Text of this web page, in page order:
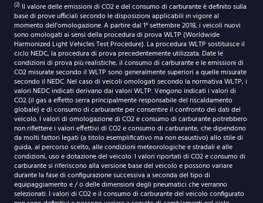
(2) Il valore delle emissioni di CO2 e del consumo di carburante è definito sulla
base di prove ufficiali secondo le disposizioni applicabili in vigore al
momento dell'omologazione. A partire dal 1° settembre 2018, i veicoli nuovi
sono omologati ai sensi della procedura di prova WLTP (Worldwide
Harmonized Light Vehicles Test Procedure). La procedura WLTP sostituisce il
ciclo NEDC, la procedura di prova precedentemente utilizzata. Date le
condizioni di prova più realistiche, il consumo di carburante e le emissioni di
CO2 misurate secondo il WLTP sono generalmente superiori a quelle misurate
secondo il NEDC. Nel caso di veicoli omologati secondo la normativa WLTP, i
valori NEDC indicati derivano dai valori WLTP. Vengono indicati i valori di
CO2 (il gas a effetto serra principalmente responsabile del riscaldamento
globale) e di consumo di carburante per consentire il confronto dei dati del
veicolo. I valori di omologazione di CO2 e consumo di carburante potrebbero
non riflettere i valori effettivi di CO2 e consumo di carburante, che dipendono
da molti fattori legati (a titolo esemplificativo ma non esaustivo) allo stile di
guida, al percorso scelto, alle condizioni meteorologiche e stradali e alle
condizioni, uso e dotazione del veicolo. I valori riportati di CO2 e consumo di
carburante si riferiscono alla versione base del veicolo e possono variare
durante la fase di configurazione successiva a seconda del tipo di
equipaggiamento e / o delle dimensioni degli pneumatici che verranno
selezionati. I valori di CO2 e il consumo di carburante del veicolo configurato